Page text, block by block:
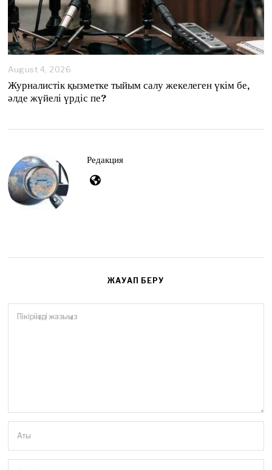
August 4, 2026
g
u
Журналистік қызметке тыйым салу жекелеген үкім бе,
әлде жүйелі үрдіс пе?
Редакция
ЖАУАП БЕРУ